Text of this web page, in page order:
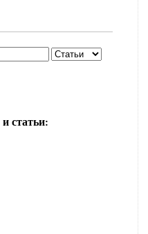
статьи: